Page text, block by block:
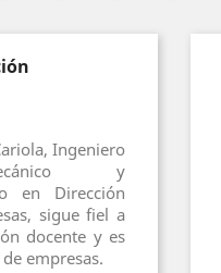
Ingeniero
y
en Dirección
sigue fiel a
docente y es
empresas.